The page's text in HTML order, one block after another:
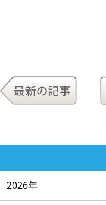
2026年